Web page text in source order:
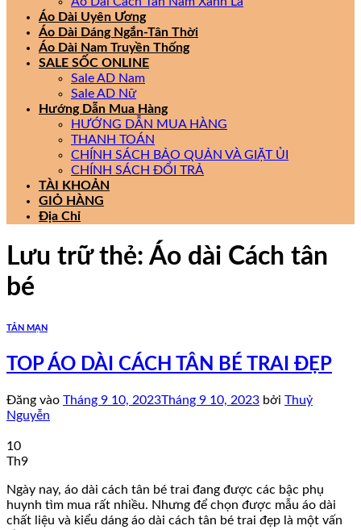
Áo Dài Uyên Ương
Áo Dài Dáng Ngắn-Tân Thời
Áo Dài Nam Truyền Thống
SALE SỐC ONLINE
Sale AD Nam
Sale AD Nữ
Hướng Dẫn Mua Hàng
HƯỚNG DẪN MUA HÀNG
THANH TOÁN
CHÍNH SÁCH BẢO QUẢN VÀ GIẶT ỦI
CHÍNH SÁCH ĐỔI TRẢ
TÀI KHOẢN
GIỎ HÀNG
Địa Chỉ
Lưu trữ thẻ: Áo dài Cách tân
bé
TẢN MẠN
TOP ÁO DÀI CÁCH TÂN BÉ TRAI ĐẸP
Đăng vào Tháng 9 10, 2023Tháng 9 10, 2023 bởi Thuỷ
Nguyễn
10
Th9
Ngày nay, áo dài cách tân bé trai đang được các bậc phụ
huynh tìm mua rất nhiều. Nhưng để chọn được mẫu áo dài
chất liệu và kiểu dáng áo dài cách tân bé trai đẹp là một vấn